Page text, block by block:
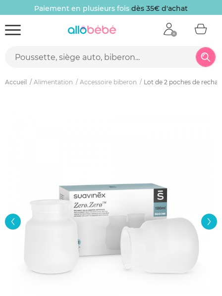
Paiement en plusieurs fois dès 35€ d'achat
Accueil Alimentation Accessoire biberon Lot de 2 poches de